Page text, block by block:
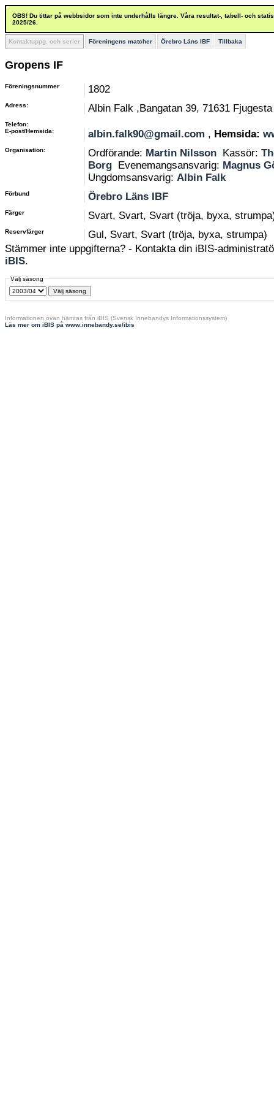
OBS! Du tittar på webbsidor som inte underhålls längre. Våra resultat-, tabell- och
2025/26.
Kontaktuppg. och serier Föreningens matcher Örebro Läns IBF Tillbaka
Gropens IF
Föreningsnummer 1802
Adress: Albin Falk ,Bangatan 39, 71631 Fjugesta
Telefon:
E-post/Hemsida:
albin.falk90@gmail.com , Hemsida:
Organisation: Ordförande: Martin Nilsson Kassör:
Borg Evenemangsansvarig: Magnus
Ungdomsansvarig: Albin Falk
Förbund Örebro Läns IBF
Färger Svart, Svart, Svart (tröja, byxa,
Reservfärger
Gul, Svart, Svart (tröja, byxa, strumpa)
Stämmer inte uppgifterna? - Kontakta din iBIS-
iBIS.
Välj säsong
Informationen ovan hämtas från iBIS (Svensk Innebandys Informationssystem)
Läs mer om iBIS på www.innebandy.se/ibis